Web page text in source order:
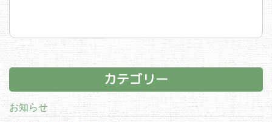
カテゴリー
お知らせ